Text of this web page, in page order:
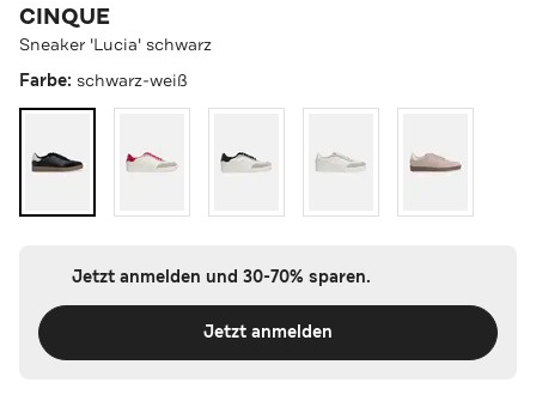
CINQUE
Sneaker 'Lucia' schwarz
Farbe: schwarz-weiß
Jetzt anmelden und 30-70% sparen.
Jetzt anmelden